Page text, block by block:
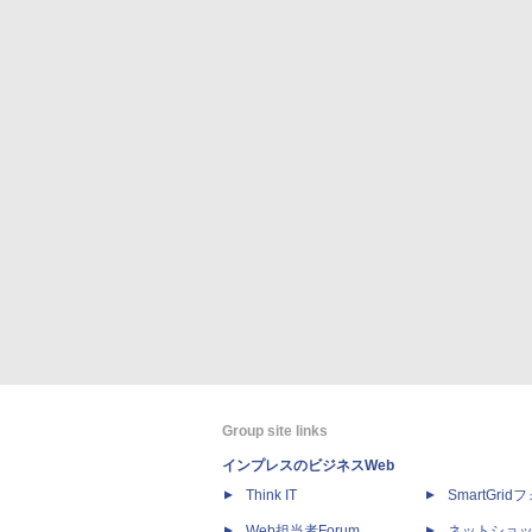
Group site links
インプレスのビジネスWeb
Think IT
SmartGridフ